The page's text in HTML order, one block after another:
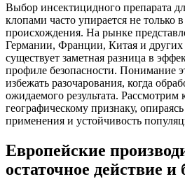
Выбор инсектицидного препарата
клопами часто упирается не только
происхождения. На рынке
Германии, Франции, Китая и
существует заметная разница в
профиле безопасности. Понимание
избежать разочарования, когда
ожидаемого результата.
географическому признаку,
применения и устойчивость
Европейские
остаточное действие и